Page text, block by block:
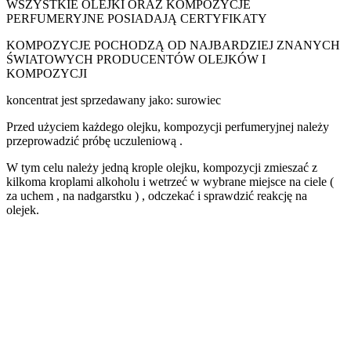
WSZYSTKIE OLEJKI ORAZ KOMPOZYCJE
PERFUMERYJNE POSIADAJĄ CERTYFIKATY
KOMPOZYCJE POCHODZĄ OD NAJBARDZIEJ ZNANYCH
ŚWIATOWYCH PRODUCENTÓW OLEJKÓW I
KOMPOZYCJI
koncentrat jest sprzedawany jako: surowiec
Przed użyciem każdego olejku, kompozycji perfumeryjnej należy
przeprowadzić próbę uczuleniową .
W tym celu należy jedną krople olejku, kompozycji zmieszać z
kilkoma kroplami alkoholu i wetrzeć w wybrane miejsce na ciele (
za uchem , na nadgarstku ) , odczekać i sprawdzić reakcję na
olejek.